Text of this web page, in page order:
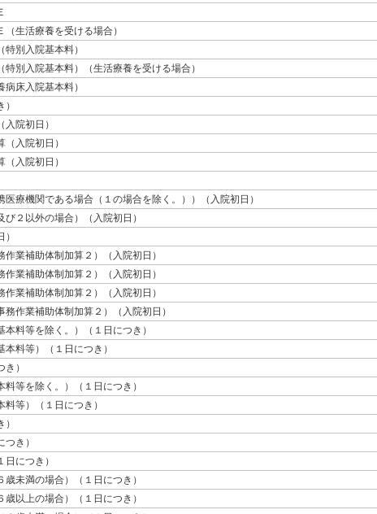
生活療養を受ける場合）
別入院基本料）
別入院基本料）（生活療養を受ける場合）
床入院基本料）
院初日）
入院初日）
入院初日）
療機関である場合（１の場合を除く。））（入院初日）
２以外の場合）（入院初日）
業補助体制加算２）（入院初日）
業補助体制加算２）（入院初日）
業補助体制加算２）（入院初日）
作業補助体制加算２）（入院初日）
料等を除く。）（１日につき）
料等）（１日につき）
）
等を除く。）（１日につき）
等）（１日につき）
き）
につき）
未満の場合）（１日につき）
以上の場合）（１日につき）